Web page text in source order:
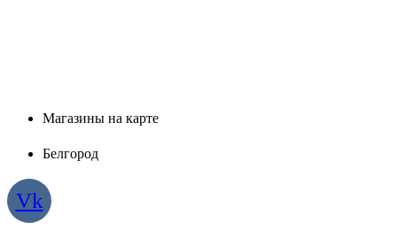
Магазины на карте
Белгород
Vk